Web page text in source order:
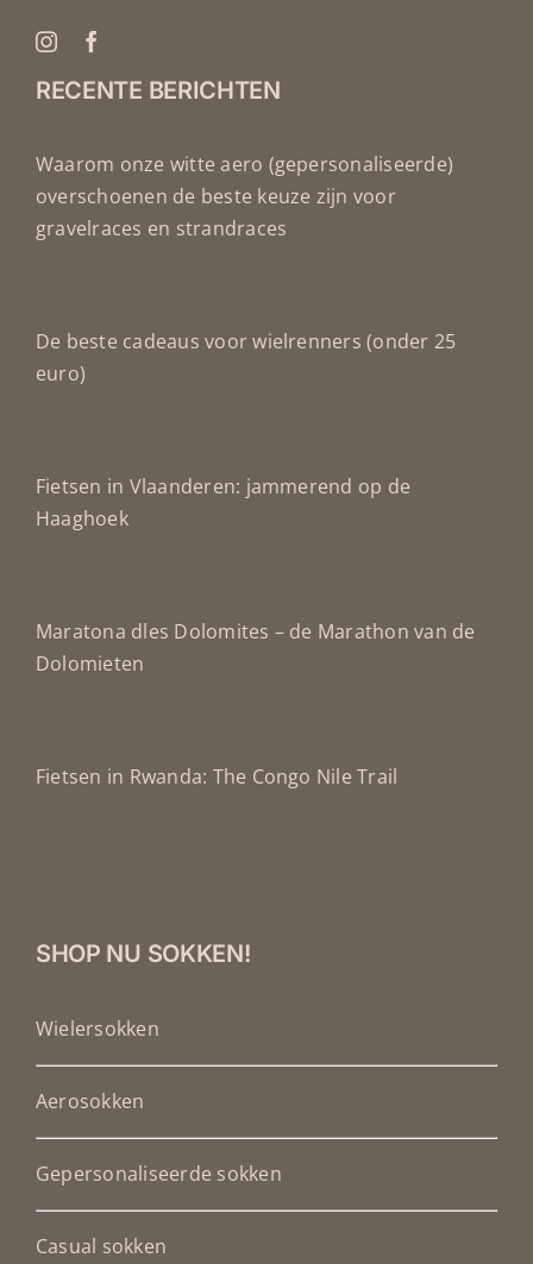
RECENTE BERICHTEN
Waarom onze witte aero (gepersonaliseerde)
overschoenen de beste keuze zijn voor
gravelraces en strandraces
De beste cadeaus voor wielrenners (onder 25
euro)
Fietsen in Vlaanderen: jammerend op de
Haaghoek
Maratona dles Dolomites – de Marathon van de
Dolomieten
Fietsen in Rwanda: The Congo Nile Trail
SHOP NU SOKKEN!
Wielersokken
Aerosokken
Gepersonaliseerde sokken
Casual sokken